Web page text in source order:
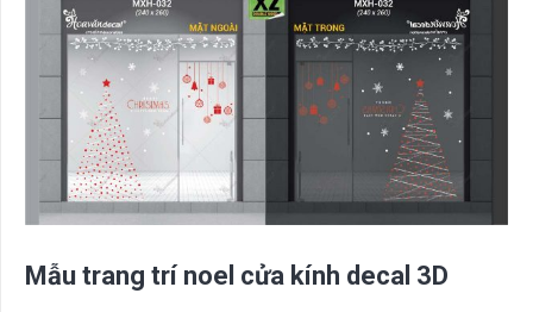
Mẫu trang trí noel cửa kính decal 3D